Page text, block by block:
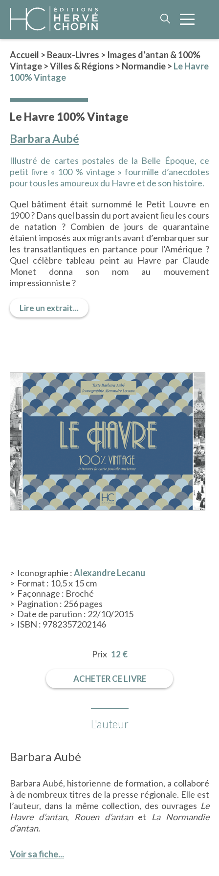
NOS AUTEURS
ROMAN HISTORIQUE
POLAR
PHILOSOPHIE
BEAUX-LIVRES
IMAGES D’ANTAN & 100% VINTAGE
HISTOIRE & PATRIMOINE
ART & CULTURE
JEUNESSE
PARCOURS DU PATRIMOINE
PHOTOGRAPHIE & TOURISME
IMAGES D’ANTAN
LITTÉRATURE
HORS COLLECTION
ACTUALITÉS
LA MAISON
Accueil > Beaux-Livres > Images d’antan & 100%
Vintage >Villes & Régions > Normandie > Le Havre
100% Vintage
Le Havre 100% Vintage
Barbara Aubé
Illustré de cartes postales de la Belle Époque, ce
petit livre « 100 % vintage » fourmille d’anecdotes
pour tous les amoureux du Havre et de son histoire.
Quel bâtiment était surnommé le Petit Louvre en
1900 ? Dans quel bassin du port avaient lieu les cours
de natation ? Combien de jours de quarantaine
étaient imposés aux migrants avant d’embarquer sur
les transatlantiques en partance pour l’Amérique ?
Quel célèbre tableau peint au Havre par Claude
Monet donna son nom au mouvement
impressionniste ?
Lire un extrait...
Iconographie :Alexandre Lecanu
Format : 10,5 x 15 cm
Façonnage : Broché
Pagination : 256 pages
Date de parution : 22/10/2015
ISBN : 9782357202146
Prix 12 €
ACHETER CE LIVRE
L'auteur
Barbara Aubé
Barbara Aubé, historienne de formation, a collaboré
à de nombreux titres de la presse régionale. Elle est
l’auteur, dans la même collection, des ouvrages Le
Havre d’antan, Rouen d’antan et La Normandie
d’antan.
Voir sa fiche...